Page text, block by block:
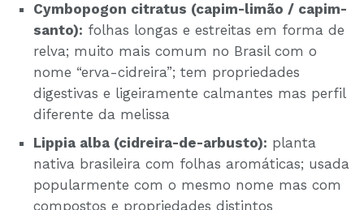
Cymbopogon citratus (capim-limão / capim-
santo): folhas longas e estreitas em forma de
relva; muito mais comum no Brasil com o
nome “erva-cidreira”; tem propriedades
digestivas e ligeiramente calmantes mas perfil
diferente da melissa
Lippia alba (cidreira-de-arbusto): planta
nativa brasileira com folhas aromáticas; usada
popularmente com o mesmo nome mas com
compostos e propriedades distintos